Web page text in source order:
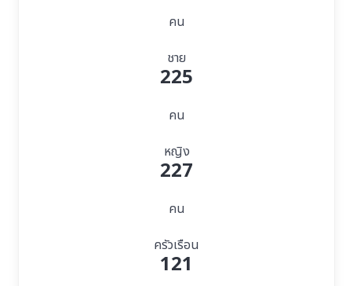
คน
ชาย
225
คน
หญิง
227
คน
ครัวเรือน
121